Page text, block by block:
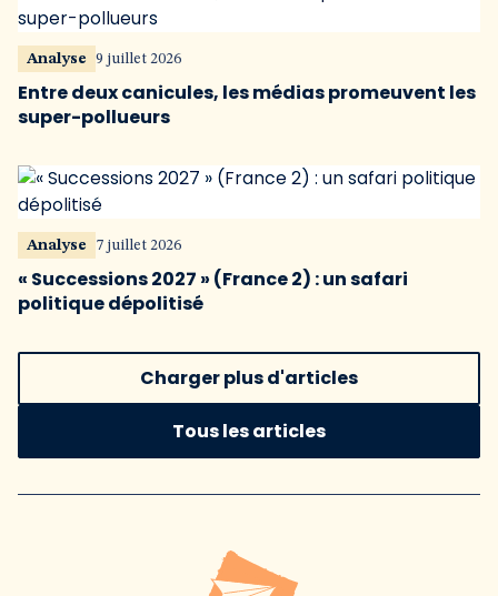
Analyse 9 juillet 2026
Entre deux canicules, les médias promeuvent les
super-pollueurs
Analyse 7 juillet 2026
« Successions 2027 » (France 2) : un safari
politique dépolitisé
Charger plus d'articles
Tous les articles